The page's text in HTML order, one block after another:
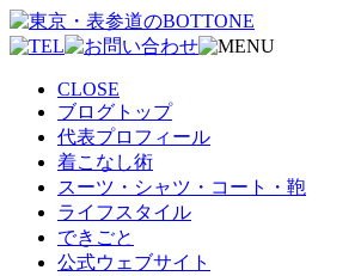
CLOSE
ブログトップ
代表プロフィール
着こなし術
スーツ・シャツ・コート・鞄
ライフスタイル
できごと
公式ウェブサイト